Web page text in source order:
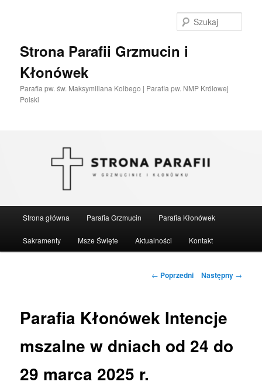
Strona Parafii Grzmucin i
Kłonówek
Parafia pw. św. Maksymiliana Kolbego | Parafia pw. NMP Królowej
Polski
Strona główna Parafia Grzmucin Parafia Kłonówek
Sakramenty Msze Święte Aktualności Kontakt
Nawigacja
← Poprzedni Następny →
Parafia Kłonówek Intencje
mszalne w dniach od 24 do
29 marca 2025 r.